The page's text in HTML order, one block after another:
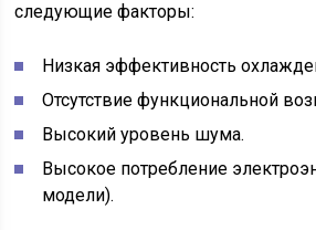
следующие факторы:
Низкая эффективность
Отсутствие функциональной
Высокий уровень шума.
Высокое потребление
модели).